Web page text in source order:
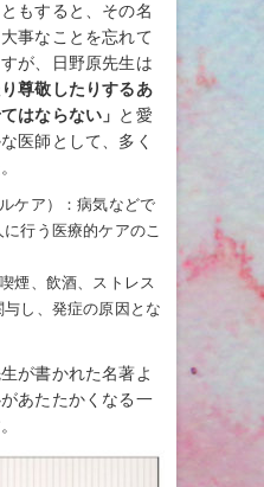
もすると、その名
事なことを忘れて
が、日野原先生は
尊敬したりするあ
はならない」 と愛
医師として、多く
ケア）：病気などで
行う医療的ケアのこ
煙、飲酒、ストレス
し、発症の原因とな
が書かれた名著よ
あたたかくなる一